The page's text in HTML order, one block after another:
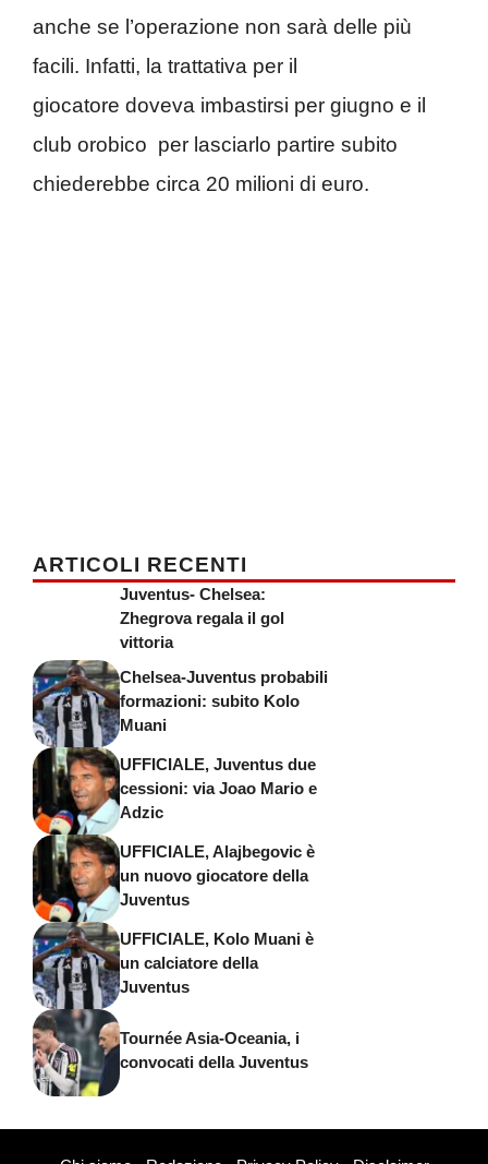
anche se l’operazione non sarà delle più
facili. Infatti, la trattativa per il
giocatore doveva imbastirsi per giugno e il
club orobico per lasciarlo partire subito
chiederebbe circa 20 milioni di euro.
ARTICOLI RECENTI
Juventus- Chelsea:
Zhegrova regala il gol
vittoria
Chelsea-Juventus probabili
formazioni: subito Kolo
Muani
UFFICIALE, Juventus due
cessioni: via Joao Mario e
Adzic
UFFICIALE, Alajbegovic è
un nuovo giocatore della
Juventus
UFFICIALE, Kolo Muani è
un calciatore della
Juventus
Tournée Asia-Oceania, i
convocati della Juventus